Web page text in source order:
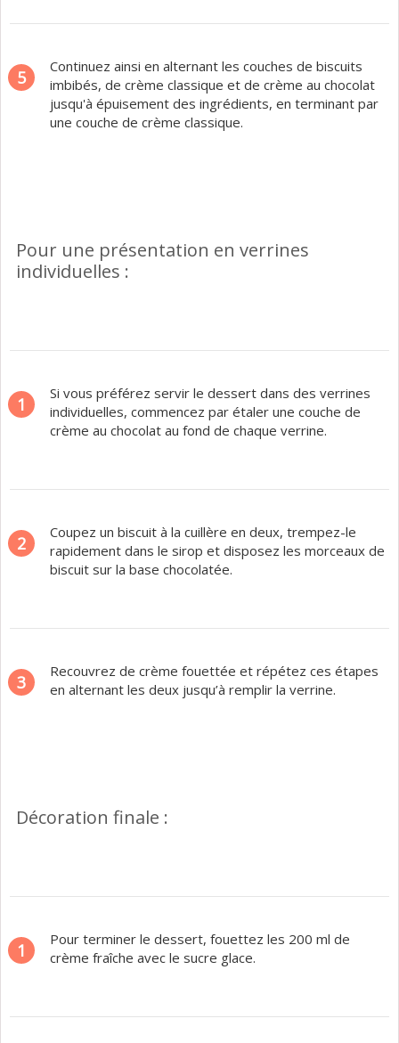
5
Continuez ainsi en alternant les couches de biscuits
imbibés, de crème classique et de crème au chocolat
jusqu'à épuisement des ingrédients, en terminant par
une couche de crème classique.
Pour une présentation en verrines
individuelles :
1
Si vous préférez servir le dessert dans des verrines
individuelles, commencez par étaler une couche de
crème au chocolat au fond de chaque verrine.
2
Coupez un biscuit à la cuillère en deux, trempez-le
rapidement dans le sirop et disposez les morceaux de
biscuit sur la base chocolatée.
3
Recouvrez de crème fouettée et répétez ces étapes
en alternant les deux jusqu’à remplir la verrine.
Décoration finale :
1
Pour terminer le dessert, fouettez les 200 ml de
crème fraîche avec le sucre glace.